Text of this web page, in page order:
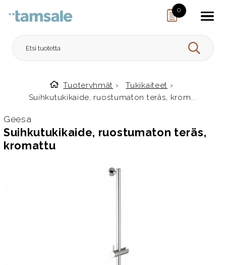
0
HAE
Etusivulle
Tuoteryhmät › Tukikaiteet ›
Suihkutukikaide, ruostumaton teräs, krom...
Geesa
Suihkutukikaide, ruostumaton teräs,
kromattu